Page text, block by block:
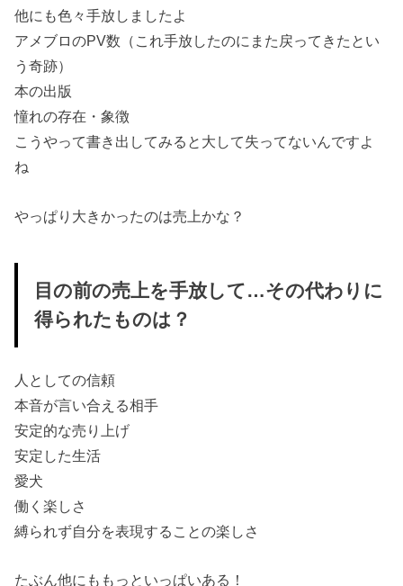
他にも色々手放しましたよ
アメブロのPV数（これ手放したのにまた戻ってきたとい
う奇跡）
本の出版
憧れの存在・象徴
こうやって書き出してみると大して失ってないんですよ
ね
やっぱり大きかったのは売上かな？
目の前の売上を手放して…その代わりに
得られたものは？
人としての信頼
本音が言い合える相手
安定的な売り上げ
安定した生活
愛犬
働く楽しさ
縛られず自分を表現することの楽しさ
たぶん他にももっといっぱいある！